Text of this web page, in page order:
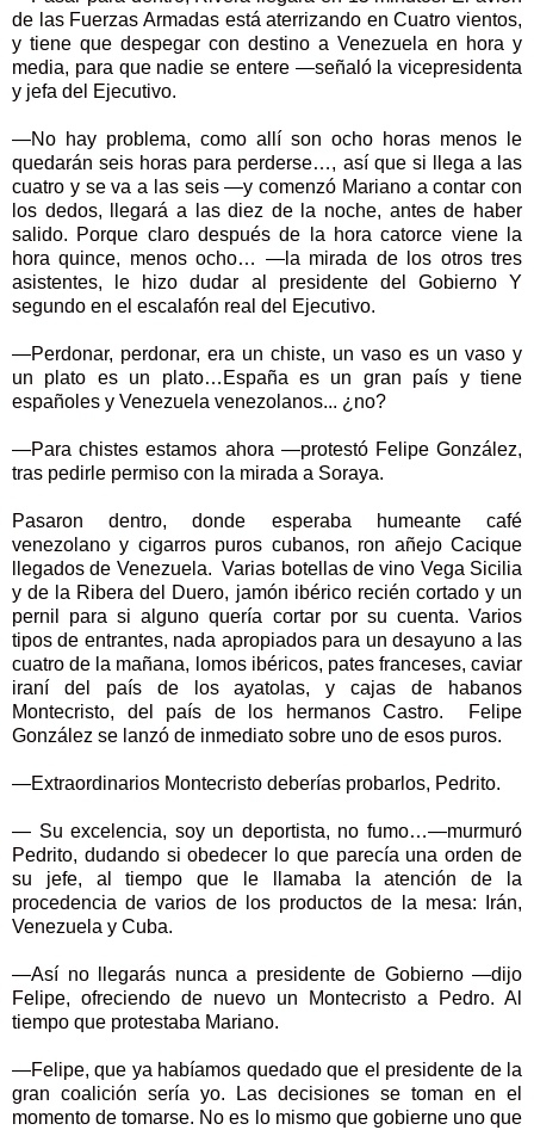
de las Fuerzas Armadas está aterrizando en Cuatro vientos,
y tiene que despegar con destino a Venezuela en hora y
media, para que nadie se entere —señaló la vicepresidenta
y jefa del Ejecutivo.
—No hay problema, como allí son ocho horas menos le
quedarán seis horas para perderse…, así que si llega a las
cuatro y se va a las seis —y comenzó Mariano a contar con
los dedos, llegará a las diez de la noche, antes de haber
salido. Porque claro después de la hora catorce viene la
hora quince, menos ocho… —la mirada de los otros tres
asistentes, le hizo dudar al presidente del Gobierno Y
segundo en el escalafón real del Ejecutivo.
—Perdonar, perdonar, era un chiste, un vaso es un vaso y
un plato es un plato…España es un gran país y tiene
españoles y Venezuela venezolanos... ¿no?
—Para chistes estamos ahora —protestó Felipe González,
tras pedirle permiso con la mirada a Soraya.
Pasaron dentro, donde esperaba humeante café
venezolano y cigarros puros cubanos, ron añejo Cacique
llegados de Venezuela. Varias botellas de vino Vega Sicilia
y de la Ribera del Duero, jamón ibérico recién cortado y un
pernil para si alguno quería cortar por su cuenta. Varios
tipos de entrantes, nada apropiados para un desayuno a las
cuatro de la mañana, lomos ibéricos, pates franceses, caviar
iraní del país de los ayatolas, y cajas de habanos
Montecristo, del país de los hermanos Castro. Felipe
González se lanzó de inmediato sobre uno de esos puros.
—Extraordinarios Montecristo deberías probarlos, Pedrito.
— Su excelencia, soy un deportista, no fumo…—murmuró
Pedrito, dudando si obedecer lo que parecía una orden de
su jefe, al tiempo que le llamaba la atención de la
procedencia de varios de los productos de la mesa: Irán,
Venezuela y Cuba.
—Así no llegarás nunca a presidente de Gobierno —dijo
Felipe, ofreciendo de nuevo un Montecristo a Pedro. Al
tiempo que protestaba Mariano.
—Felipe, que ya habíamos quedado que el presidente de la
gran coalición sería yo. Las decisiones se toman en el
momento de tomarse. No es lo mismo que gobierne uno que